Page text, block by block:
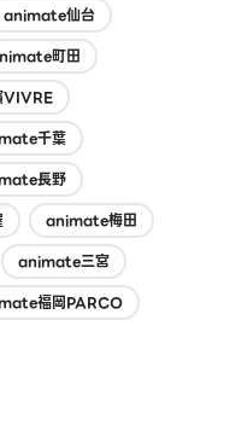
animate仙台
町田
千葉
長野
animate梅田
animate三宮
福岡PARCO